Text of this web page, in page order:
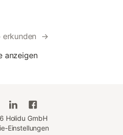
erkunden →
anzeigen
Holidu GmbH
Einstellungen